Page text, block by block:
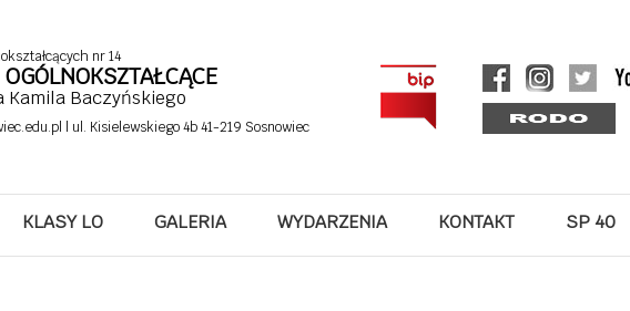
nr 14
Kamila Baczyńskiego
| ul. Kisielewskiego 4b 41-219 Sosnowiec
KLASY LO GALERIA WYDARZENIA KONTAKT SP 40